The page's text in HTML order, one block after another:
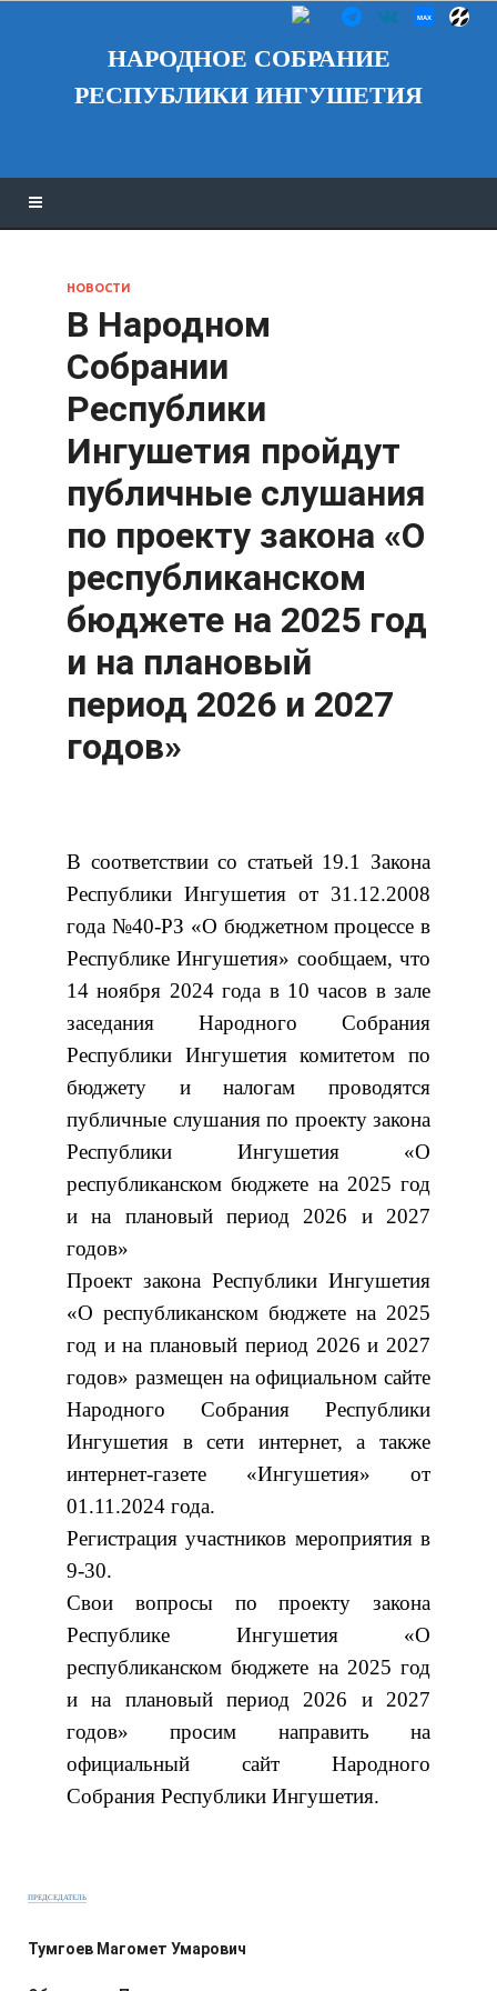
НАРОДНОЕ СОБРАНИЕ
РЕСПУБЛИКИ ИНГУШЕТИЯ
НОВОСТИ
В Народном
Собрании
Республики
Ингушетия пройдут
публичные слушания
по проекту закона «О
республиканском
бюджете на 2025 год
и на плановый
период 2026 и 2027
годов»
В соответствии со статьей 19.1 Закона
Республики Ингушетия от 31.12.2008
года №40-РЗ «О бюджетном процессе в
Республике Ингушетия» сообщаем, что
14 ноября 2024 года в 10 часов в зале
заседания Народного Собрания
Республики Ингушетия комитетом по
бюджету и налогам проводятся
публичные слушания по проекту закона
Республики Ингушетия «О
республиканском бюджете на 2025 год
и на плановый период 2026 и 2027
годов»
Проект закона Республики Ингушетия
«О республиканском бюджете на 2025
год и на плановый период 2026 и 2027
годов» размещен на официальном сайте
Народного Собрания Республики
Ингушетия в сети интернет, а также
интернет-газете «Ингушетия» от
01.11.2024 года.
Регистрация участников мероприятия в
9-30.
Свои вопросы по проекту закона
Республике Ингушетия «О
республиканском бюджете на 2025 год
и на плановый период 2026 и 2027
годов» просим направить на
официальный сайт Народного
Собрания Республики Ингушетия.
ПРЕДСЕДАТЕЛЬ
Тумгоев Магомет Умарович